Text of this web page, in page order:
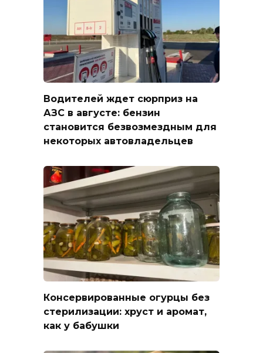
Водителей ждет сюрприз на
АЗС в августе: бензин
становится безвозмездным для
некоторых автовладельцев
Консервированные огурцы без
стерилизации: хруст и аромат,
как у бабушки